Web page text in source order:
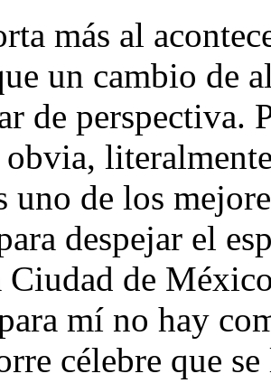
más al
un cambio de
de perspectiva.
obvia,
uno de los
despejar el
Ciudad de
mí no hay
célebre que